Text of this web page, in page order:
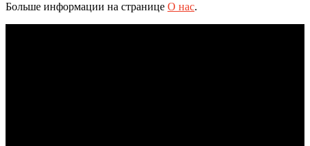
Больше информации на странице О нас.